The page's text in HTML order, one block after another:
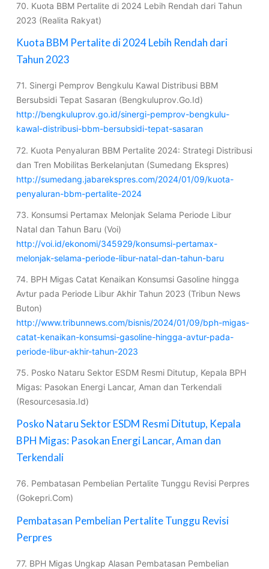
70. Kuota BBM Pertalite di 2024 Lebih Rendah dari Tahun
2023 (Realita Rakyat)
Kuota BBM Pertalite di 2024 Lebih Rendah dari
Tahun 2023
71. Sinergi Pemprov Bengkulu Kawal Distribusi BBM
Bersubsidi Tepat Sasaran (Bengkuluprov.Go.Id)
http://bengkuluprov.go.id/sinergi-pemprov-bengkulu-
kawal-distribusi-bbm-bersubsidi-tepat-sasaran
72. Kuota Penyaluran BBM Pertalite 2024: Strategi Distribusi
dan Tren Mobilitas Berkelanjutan (Sumedang Ekspres)
http://sumedang.jabarekspres.com/2024/01/09/kuota-
penyaluran-bbm-pertalite-2024
73. Konsumsi Pertamax Melonjak Selama Periode Libur
Natal dan Tahun Baru (Voi)
http://voi.id/ekonomi/345929/konsumsi-pertamax-
melonjak-selama-periode-libur-natal-dan-tahun-baru
74. BPH Migas Catat Kenaikan Konsumsi Gasoline hingga
Avtur pada Periode Libur Akhir Tahun 2023 (Tribun News
Buton)
http://www.tribunnews.com/bisnis/2024/01/09/bph-migas-
catat-kenaikan-konsumsi-gasoline-hingga-avtur-pada-
periode-libur-akhir-tahun-2023
75. Posko Nataru Sektor ESDM Resmi Ditutup, Kepala BPH
Migas: Pasokan Energi Lancar, Aman dan Terkendali
(Resourcesasia.Id)
Posko Nataru Sektor ESDM Resmi Ditutup, Kepala
BPH Migas: Pasokan Energi Lancar, Aman dan
Terkendali
76. Pembatasan Pembelian Pertalite Tunggu Revisi Perpres
(Gokepri.Com)
Pembatasan Pembelian Pertalite Tunggu Revisi
Perpres
77. BPH Migas Ungkap Alasan Pembatasan Pembelian